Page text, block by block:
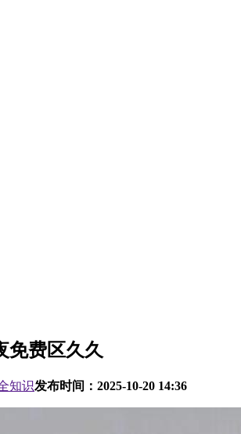
免费区久久
知识发布时间： 2025-10-20 14:36